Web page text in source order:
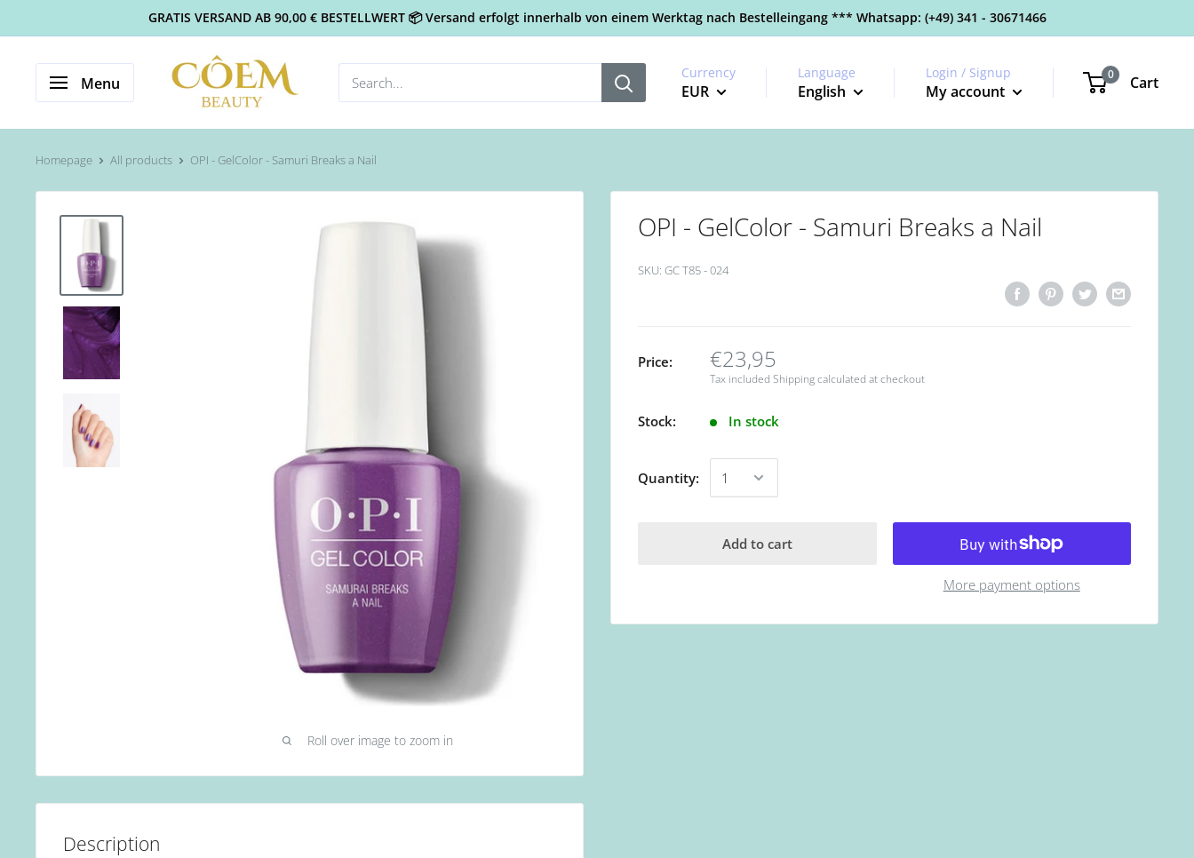
GRATIS VERSAND AB 90,00 € BESTELLWERT 📦 Versand erfolgt innerhalb von einem Werktag nach Bestelleingang *** Whatsapp: (+49) 341 - 30671466
Menu
Currency
EUR
Language
English
Login / Signup
My account
0 Cart
Homepage All products OPI - GelColor - Samuri Breaks a Nail
Roll over image to zoom in
OPI - GelColor - Samuri Breaks a Nail
SKU: GC T85 - 024
Price: €23,95
Tax included Shipping calculated at checkout
Stock: In stock
Quantity:
Add to cart
More payment options
Description